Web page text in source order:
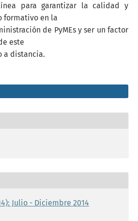
para garantizar la calidad y
formativo en la
de PyMEs y ser un factor
este
a distancia.
Julio - Diciembre 2014